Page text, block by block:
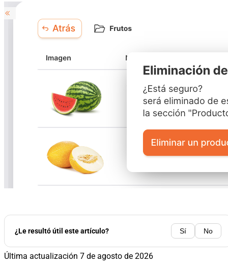
¿Le resultó útil este artículo? Sí No
Última actualización 7 de agosto de 2026